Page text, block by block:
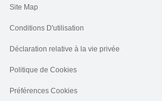
Site Map
Conditions D'utilisation
Déclaration relative à la vie privée
Politique de Cookies
Préférences Cookies